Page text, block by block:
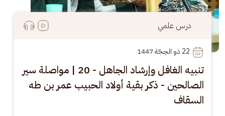
درس علمي
22 ذو الحِجّة 1447
تنبيه الغافل وإرشاد الجاهل - 20 | مواصلة سير
الصالحين - ذكر بقية أولاد الحبيب عمر بن طه
السقاف